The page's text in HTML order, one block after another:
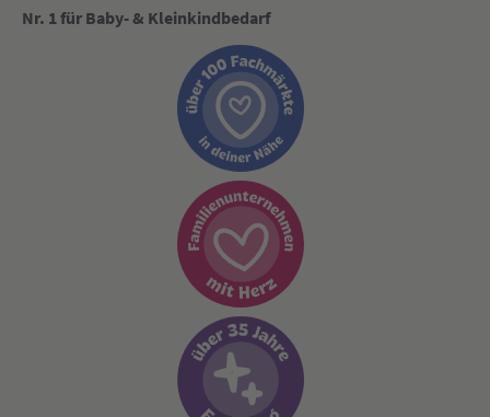
Nr. 1 für Baby- & Kleinkindbedarf